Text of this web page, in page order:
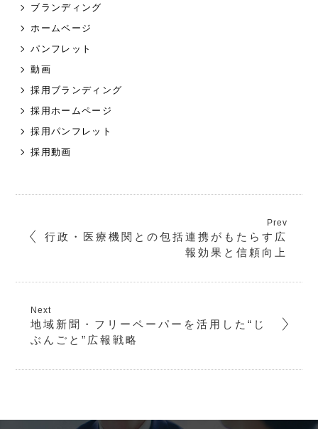
ブランディング
ホームページ
パンフレット
動画
採用ブランディング
採用ホームページ
採用パンフレット
採用動画
行政・医療機関との包括連携がもたらす広
報効果と信頼向上
地域新聞・フリーペーパーを活用した“じ
ぶんごと”広報戦略